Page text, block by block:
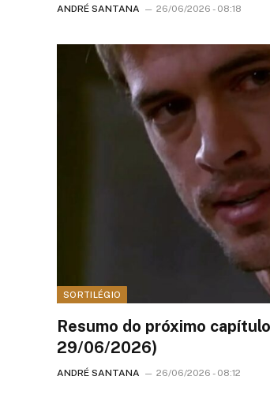
ANDRÉ SANTANA 26/06/2026 - 08:18
SORTILÉGIO
Resumo do próximo
29/06/2026)
ANDRÉ SANTANA 26/06/2026 - 08:12